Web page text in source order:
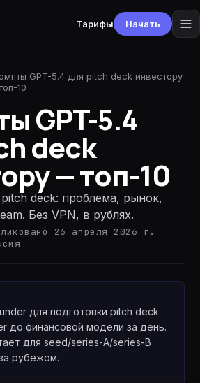
Тарифы Начать
GPT-5.4 для pitch deck инвестору
10
GPT-5.4
deck
— топ-10
deck: проблема, рынок,
Без VPN, в рублях.
26 апреля 2026 г.
для подготовки pitch deck
до финансовой модели за день.
для seed/series-A/series-B
рубежом.